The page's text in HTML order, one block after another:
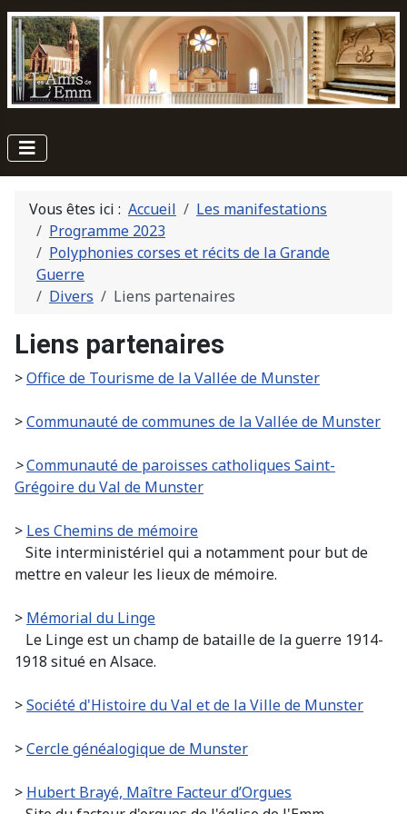
Vous êtes ici : Accueil
Les manifestations
Programme 2023
Polyphonies corses et récits de la Grande
Guerre
Divers
Liens partenaires
Liens partenaires
>Office de Tourisme de la Vallée de Munster
>Communauté de communes de la Vallée de Munster
>Communauté de paroisses catholiques Saint-
Grégoire du Val de Munster
> Les Chemins de mémoire
Site interministériel qui a notamment pour but de
mettre en valeur les lieux de mémoire.
> Mémorial du Linge
Le Linge est un champ de bataille de la guerre 1914-
1918 situé en Alsace.
>Société d'Histoire du Val et de la Ville de Munster
>Cercle généalogique de Munster
> Hubert Brayé, Maître Facteur d’Orgues